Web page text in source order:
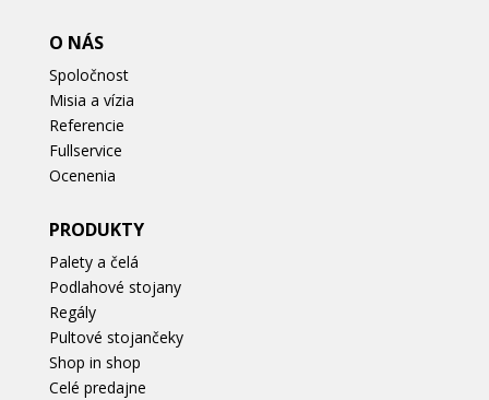
O NÁS
Spoločnost
Misia a vízia
Referencie
Fullservice
Ocenenia
PRODUKTY
Palety a čelá
Podlahové stojany
Regály
Pultové stojančeky
Shop in shop
Celé predajne